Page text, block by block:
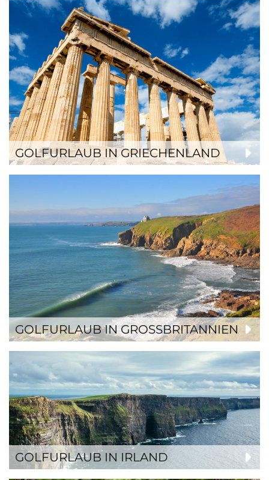
GOLFURLAUB IN GRIECHENLAND
GOLFURLAUB IN GROSSBRITANNIEN
GOLFURLAUB IN IRLAND